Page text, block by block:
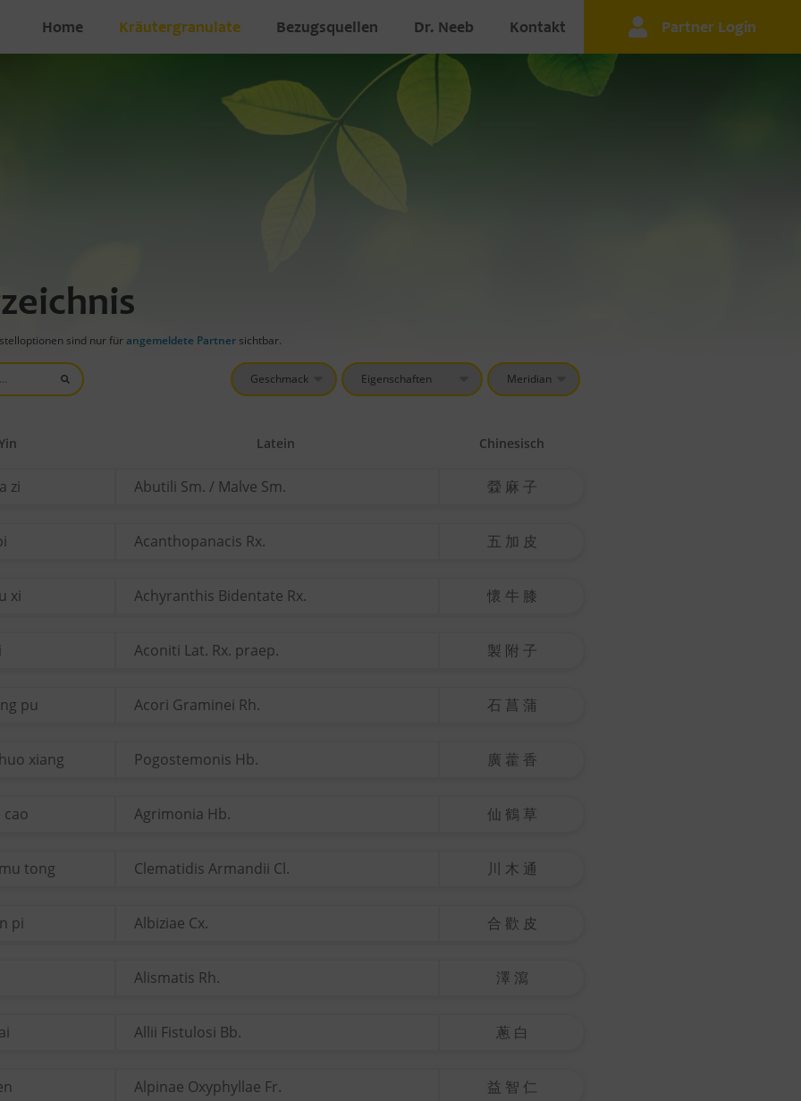
Home Kräutergranulate Bezugsquellen Dr. Neeb Kontakt Partner Login
sind nur fürangemeldete Partner sichtbar.
Latein Chinesisch
zi Abutili Sm. / Malve Sm. 檾 麻 子
Acanthopanacis Rx. 五 加 皮
xi Achyranthis Bidentate Rx. 懷 牛 膝
Aconiti Lat. Rx. praep. 製 附 子
pu Acori Graminei Rh. 石 菖 蒲
xiang Pogostemonis Hb. 廣 藿 香
cao Agrimonia Hb. 仙 鶴 草
tong Clematidis Armandii Cl. 川 木 通
pi Albiziae Cx. 合 歡 皮
Alismatis Rh. 澤 瀉
Allii Fistulosi Bb. 蔥 白
Alpinae Oxyphyllae Fr. 益 智 仁